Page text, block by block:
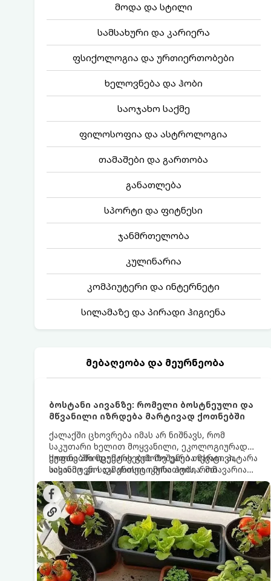
მოდა და სტილი
სამსახური და კარიერა
ფსიქოლოგია და ურთიერთობები
ხელოვნება და ჰობი
საოჯახო საქმე
ფილოსოფია და ასტროლოგია
თამაშები და გართობა
განათლება
სპორტი და ფიტნესი
ჯანმრთელობა
კულინარია
კომპიუტერი და ინტერნეტი
სილამაზე და პირადი ჰიგიენა
მებაღეობა და მეურნეობა
ბოსტანი აივანზე: რომელი ბოსტნეული და
მწვანილი იზრდება მარტივად ქოთნებში
ქალაქში ცხოვრება იმას არ ნიშნავს, რომ
საკუთარი ხელით მოყვანილი, ეკოლოგიურად
სუფთა პროდუქტის გემოზე უარი თქვათ. პატარა
აივანიც კი საკმარისია იმისათვის, რომ
მოიწყოთ მინი-ბოსტანი, საიდანაც
ყოველდღიურად ახალ, არომატულ მწვანილსა
და ბოსტნეულს მოკრეფთ.
ქოთნებში მცენარეების მოშენება მარტივი,
სასიამოვნო და ესთეტიკური ჰობია. მთავარია
იცოდეთ, რომელი კულტურები ეგუებიან
ქოთნის პირობებს ყველაზე კარგად და როგორ
მოუაროთ მათ სწორად.